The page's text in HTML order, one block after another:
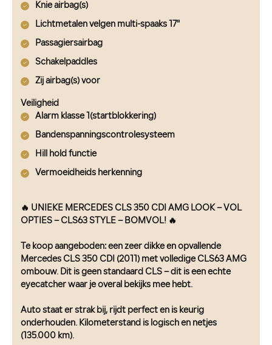
Knie airbag(s)
Lichtmetalen velgen multi-spaaks 17"
Passagiersairbag
Schakelpaddles
Zij airbag(s) voor
Veiligheid
Alarm klasse 1(startblokkering)
Bandenspanningscontrolesysteem
Hill hold functie
Vermoeidheids herkenning
🔥 UNIEKE MERCEDES CLS 350 CDI AMG LOOK – VOL
OPTIES – CLS63 STYLE – BOMVOL! 🔥
Te koop aangeboden: een zeer dikke en opvallende
Mercedes CLS 350 CDI (2011) met volledige CLS63 AMG
ombouw. Dit is geen standaard CLS – dit is een echte
eyecatcher waar je overal bekijks mee hebt.
Auto staat er strak bij, rijdt perfect en is keurig
onderhouden. Kilometerstand is logisch en netjes
(135.000 km).